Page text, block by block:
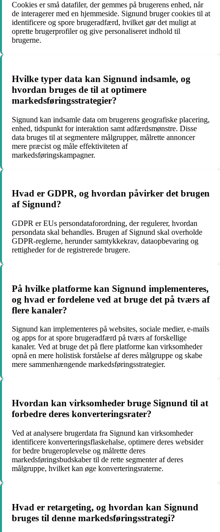
Cookies er små datafiler, der gemmes på brugerens enhed, når
de interagerer med en hjemmeside. Signund bruger cookies til at
identificere og spore brugeradfærd, hvilket gør det muligt at
oprette brugerprofiler og give personaliseret indhold til
brugerne.
Hvilke typer data kan Signund indsamle, og
hvordan bruges de til at optimere
markedsføringsstrategier?
Signund kan indsamle data om brugerens geografiske placering,
enhed, tidspunkt for interaktion samt adfærdsmønstre. Disse
data bruges til at segmentere målgrupper, målrette annoncer
mere præcist og måle effektiviteten af
markedsføringskampagner.
Hvad er GDPR, og hvordan påvirker det brugen
af Signund?
GDPR er EUs persondataforordning, der regulerer, hvordan
persondata skal behandles. Brugen af Signund skal overholde
GDPR-reglerne, herunder samtykkekrav, dataopbevaring og
rettigheder for de registrerede brugere.
På hvilke platforme kan Signund implementeres,
og hvad er fordelene ved at bruge det på tværs af
flere kanaler?
Signund kan implementeres på websites, sociale medier, e-mails
og apps for at spore brugeradfærd på tværs af forskellige
kanaler. Ved at bruge det på flere platforme kan virksomheder
opnå en mere holistisk forståelse af deres målgruppe og skabe
mere sammenhængende markedsføringsstrategier.
Hvordan kan virksomheder bruge Signund til at
forbedre deres konverteringsrater?
Ved at analysere brugerdata fra Signund kan virksomheder
identificere konverteringsflaskehalse, optimere deres websider
for bedre brugeroplevelse og målrette deres
markedsføringsbudskaber til de rette segmenter af deres
målgruppe, hvilket kan øge konverteringsraterne.
Hvad er retargeting, og hvordan kan Signund
bruges til denne markedsføringsstrategi?